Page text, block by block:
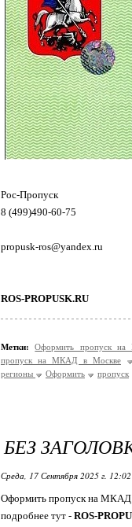
Рос-Пропуск
8 (499)490-60-75
propusk-ros@yandex.ru
ROS-PROPUSK.RU
Метки:
Оформить пропуск
пропуск на МКАД в Москве
регионы
Оформить пропуск
БЕЗ
Среда, 17 Сентября 2025 г.
Оформить пропуск на МКАД
подробнее тут - ROS-